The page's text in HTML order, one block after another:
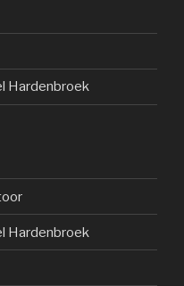
Hardenbroek
Hardenbroek